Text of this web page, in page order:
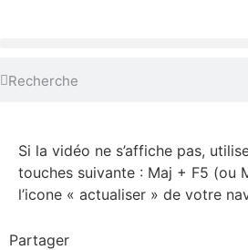
Si la vidéo ne s’affiche pas,
touches suivante : Maj + F5 (ou
l’icone « actualiser » de votre
Partager